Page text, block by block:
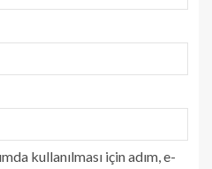
kullanılması için adım, e-